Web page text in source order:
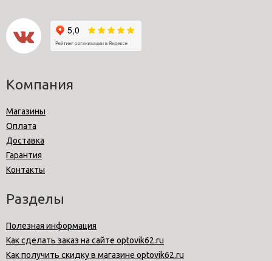
Компания
Магазины
Оплата
Доставка
Гарантия
Контакты
Разделы
Полезная информация
Как сделать заказ на сайте optovik62.ru
Как получить скидку в магазине optovik62.ru